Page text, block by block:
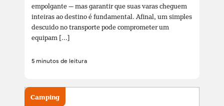
empolgante — mas garantir que suas varas cheguem
inteiras ao destino é fundamental. Afinal, um simples
descuido no transporte pode comprometer um
equipam [...]
5 minutos de leitura
Camping